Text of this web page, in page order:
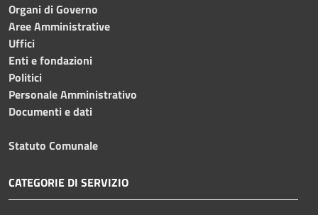
Organi di Governo
Aree Amministrative
Uffici
Enti e fondazioni
Politici
Personale Amministrativo
Documenti e dati
Statuto Comunale
CATEGORIE DI SERVIZIO